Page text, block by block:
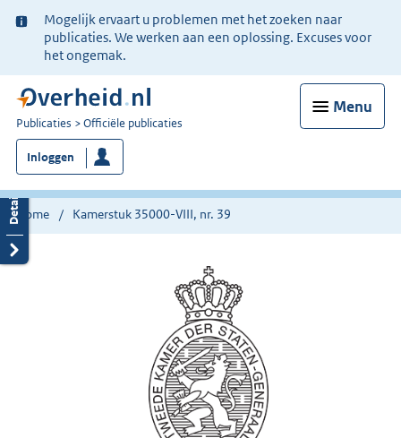
Ter
informatie:
Mogelijk ervaart u problemen met het zoeken naar
publicaties. We werken aan een oplossing. Excuses voor
het ongemak.
Menu
U
bent
nu
hier:
Publicaties Officiële publicaties
Inloggen
Home Kamerstuk 35000-VIII, nr. 39